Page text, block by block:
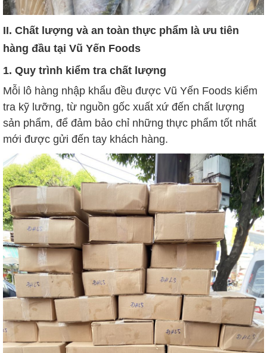
II. Chất lượng và an toàn thực phẩm là ưu tiên
hàng đầu tại Vũ Yến Foods
1. Quy trình kiểm tra chất lượng
Mỗi lô hàng nhập khẩu đều được Vũ Yến Foods kiểm
tra kỹ lưỡng, từ nguồn gốc xuất xứ đến chất lượng
sản phẩm, để đảm bảo chỉ những thực phẩm tốt nhất
mới được gửi đến tay khách hàng.